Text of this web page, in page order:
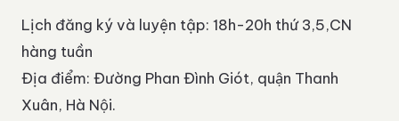
Lịch đăng ký và luyện tập: 18h-20h thứ 3,5,CN
hàng tuần
Địa điểm: Đường Phan Đình Giót, quận Thanh
Xuân, Hà Nội.